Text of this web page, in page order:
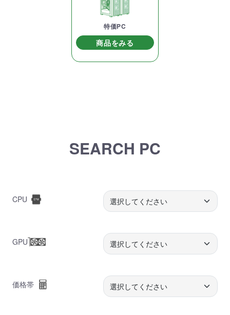
特価PC
商品をみる
SEARCH PC
CPU
GPU
価格帯